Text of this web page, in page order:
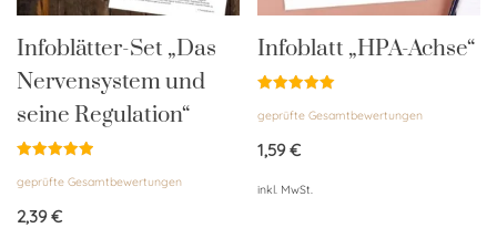
Infoblätter-Set „Das
Nervensystem und
seine Regulation“
mit
von 5
geprüfte Gesamtbewertungen
2,39€
Infoblatt „HPA-Achse“
mit
von 5
geprüfte Gesamtbewertungen
1,59€
inkl. MwSt.